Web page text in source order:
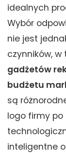
idealnych
Wybór
nie jest
czynników,
gadżetów
budżetu
są
logo firmy
inteligentne